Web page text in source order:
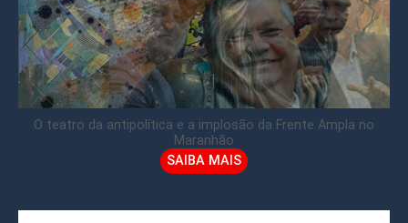
O teatro da antipolítica e a implosão da Frente Ampla no
Maranhão
SAIBA MAIS